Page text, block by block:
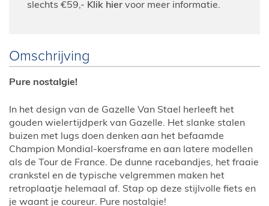
slechts €59,- Klik hier voor meer informatie.
Omschrijving
Pure nostalgie!
In het design van de Gazelle Van Stael herleeft het
gouden wielertijdperk van Gazelle. Het slanke stalen
buizen met lugs doen denken aan het befaamde
Champion Mondial-koersframe en aan latere modellen
als de Tour de France. De dunne racebandjes, het fraaie
crankstel en de typische velgremmen maken het
retroplaatje helemaal af. Stap op deze stijlvolle fiets en
je waant je coureur. Pure nostalgie!